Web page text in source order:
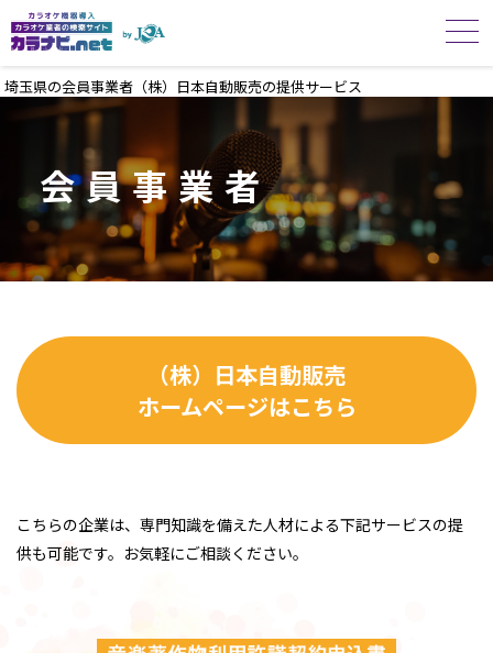
埼玉県の会員事業者（株）日本自動販売の提供サービス
会員事業者
（株）日本自動販売
ホームページはこちら
こちらの企業は、専門知識を備えた人材による下記サービスの提
供も可能です。お気軽にご相談ください。